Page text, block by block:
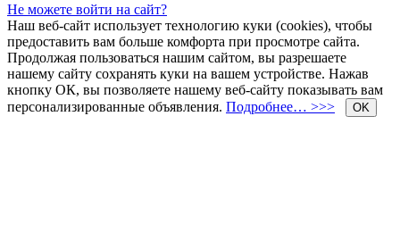
Не можете войти на сайт?
Наш веб-сайт использует технологию куки (cookies), чтобы
предоставить вам больше комфорта при просмотре сайта.
Продолжая пользоваться нашим сайтом, вы разрешаете
нашему сайту сохранять куки на вашем устройстве. Нажав
кнопку ОК, вы позволяете нашему веб-сайту показывать вам
персонализированные объявления. Подробнее… >>> OK